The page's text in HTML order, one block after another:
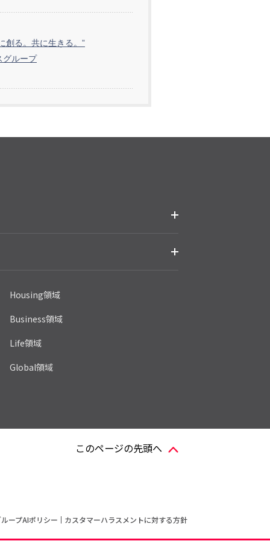
創る。共に生きる。”
グループ
Housing領域
Business領域
Life領域
Global領域
このページの先頭へ
ープAIポリシー カスタマーハラスメントに対する方針